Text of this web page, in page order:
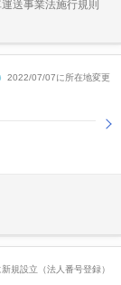
送事業法施行規則
2022/07/07に所在地変更
規設立（法人番号登録）